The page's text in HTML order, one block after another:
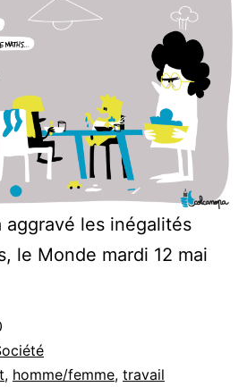
les inégalités
le Monde mardi 12 mai
, homme/femme, travail